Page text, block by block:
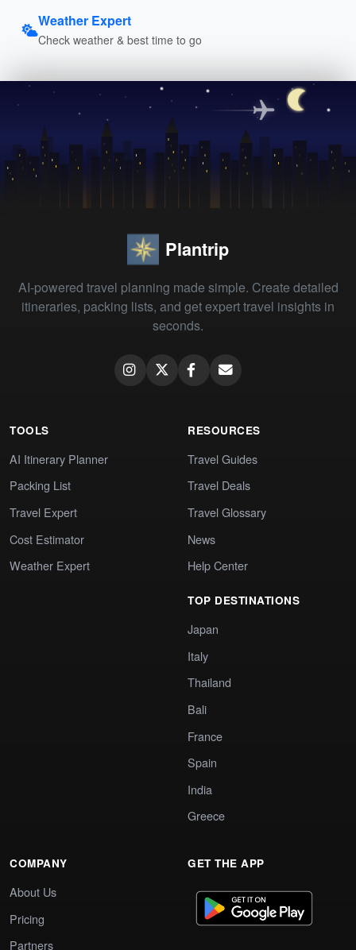
Weather Expert
Check weather & best time to go
Plantrip
AI-powered travel planning made simple. Create detailed
itineraries, packing lists, and get expert travel insights in
seconds.
TOOLS
AI Itinerary Planner
Packing List
Travel Expert
Cost Estimator
Weather Expert
RESOURCES
Travel Guides
Travel Deals
Travel Glossary
News
Help Center
TOP DESTINATIONS
Japan
Italy
Thailand
Bali
France
Spain
India
Greece
COMPANY
About Us
Pricing
Partners
GET THE APP